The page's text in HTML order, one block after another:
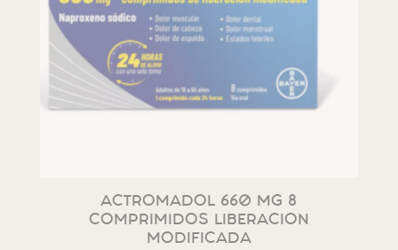
ACTROMADOL 660 MG 8
COMPRIMIDOS LIBERACION
MODIFICADA